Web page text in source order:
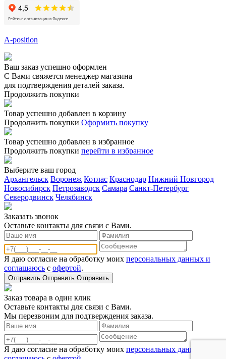
A-position
Ваш заказ успешно оформлен
С Вами свяжется менеджер магазина
для подтверждения деталей заказа.
Продолжить покупки
Товар успешно добавлен в корзину
Продолжить покупки Оформить покупку
Товар успешно добавлен в избранное
Продолжить покупки перейти в избранное
Выберите ваш город
Архангельск Воронеж Котлас Краснодар Нижний Новгород
Новосибирск Петрозаводск Самара Санкт-Петербург
Северодвинск Челябинск
Заказать звонoк
Оставьте контакты для связи с Вами.
Я даю согласие на обработку моих персональных данных и
соглашаюсь с офертой.
Отправить Отправить Отправить
Заказ товара в один клик
Оставьте контакты для связи с Вами.
Мы перезвоним для подтверждения заказа.
Я даю согласие на обработку моих персональных данных и